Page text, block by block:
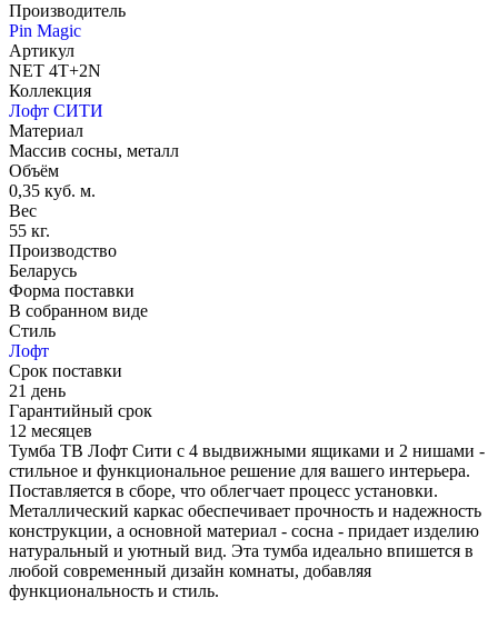
Производитель
Pin Magic
Артикул
NET 4T+2N
Коллекция
Лофт СИТИ
Материал
Массив сосны, металл
Объём
0,35 куб. м.
Вес
55 кг.
Производство
Беларусь
Форма поставки
В собранном виде
Стиль
Лофт
Срок поставки
21 день
Гарантийный срок
12 месяцев
Тумба ТВ Лофт Сити с 4 выдвижными ящиками и 2 нишами -
стильное и функциональное решение для вашего интерьера.
Поставляется в сборе, что облегчает процесс установки.
Металлический каркас обеспечивает прочность и надежность
конструкции, а основной материал - сосна - придает изделию
натуральный и уютный вид. Эта тумба идеально впишется в
любой современный дизайн комнаты, добавляя
функциональность и стиль.